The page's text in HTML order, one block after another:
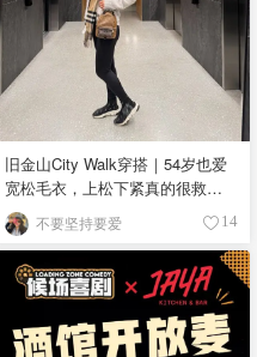
旧金山City Walk穿搭｜54岁也爱
宽松毛衣，上松下紧真的很救比
例
不要坚持要爱 14